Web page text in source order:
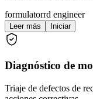
formulatorrd engineer
Leer más Iniciar
Diagnóstico de
Triaje de defectos de